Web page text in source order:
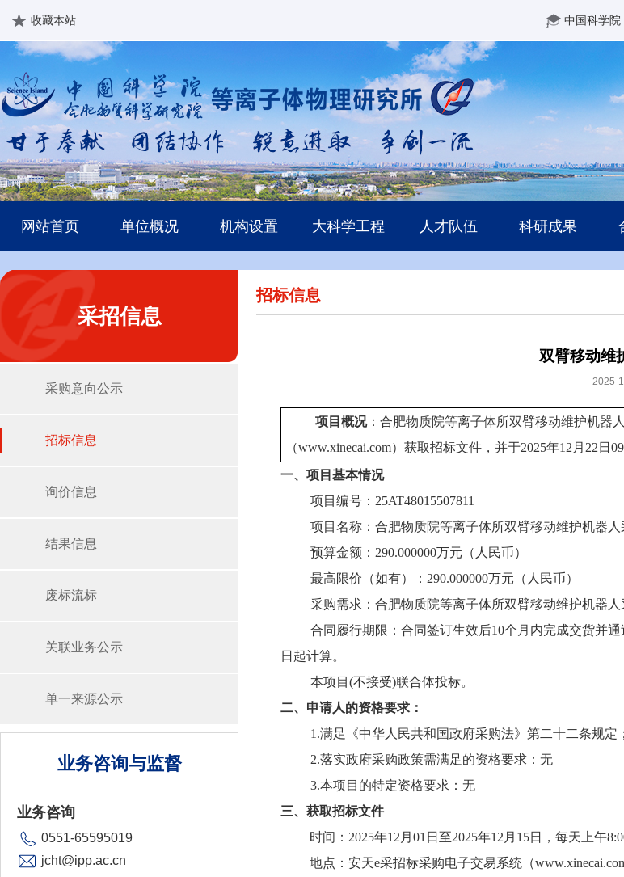
收藏本站 中国科学院
网站首页 单位概况 机构设置 大科学工程 人才队伍 科研成果
采招信息
采购意向公示
招标信息
询价信息
结果信息
废标流标
关联业务公示
单一来源公示
业务咨询与监督
业务咨询
0551-65595019
jcht@ipp.ac.cn
招标信息
双臂移动维
2025-
项目概况：合肥物质院等离子体所双臂移动维护机器
（www.xinecai.com）获取招标文件，并于2025年12月22日
一、项目基本情况
项目编号：25AT48015507811
项目名称：合肥物质院等离子体所双臂移动维护机器人
预算金额：290.000000万元（人民币）
最高限价（如有）：290.000000万元（人民币）
采购需求：合肥物质院等离子体所双臂移动维护机器人
合同履行期限：合同签订生效后10个月内完成交货并
日起计算。
本项目(不接受)联合体投标。
二、申请人的资格要求：
1.满足《中华人民共和国政府采购法》第二十二条规定；
2.落实政府采购政策需满足的资格要求：无
3.本项目的特定资格要求：无
三、获取招标文件
时间：2025年12月01日至2025年12月15日，每天上午
地点：安天e采招标采购电子交易系统（